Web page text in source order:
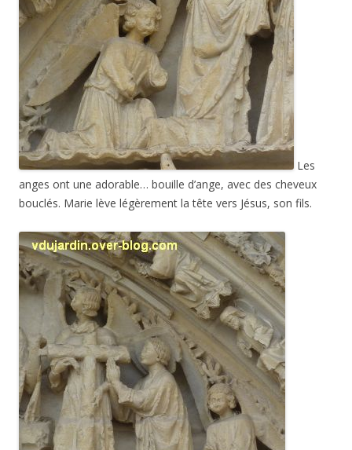
Les
anges ont une adorable… bouille d’ange, avec des cheveux
bouclés. Marie lève légèrement la tête vers Jésus, son fils.